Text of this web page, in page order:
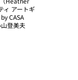
ィ アートギ
CASA
登美夫